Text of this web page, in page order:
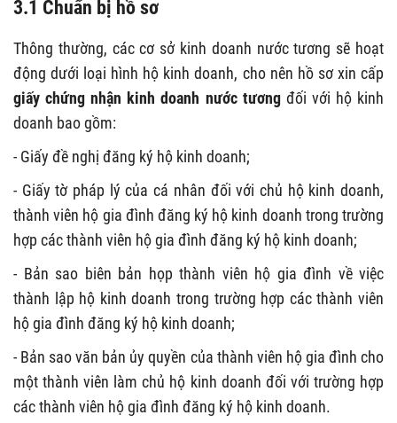
3.1 Chuẩn bị hồ sơ
Thông thường, các cơ sở kinh doanh nước tương sẽ hoạt
động dưới loại hình hộ kinh doanh, cho nên hồ sơ xin cấp
giấy chứng nhận kinh doanh nước tương đối với hộ kinh
doanh bao gồm:
- Giấy đề nghị đăng ký hộ kinh doanh;
- Giấy tờ pháp lý của cá nhân đối với chủ hộ kinh doanh,
thành viên hộ gia đình đăng ký hộ kinh doanh trong trường
hợp các thành viên hộ gia đình đăng ký hộ kinh doanh;
- Bản sao biên bản họp thành viên hộ gia đình về việc
thành lập hộ kinh doanh trong trường hợp các thành viên
hộ gia đình đăng ký hộ kinh doanh;
- Bản sao văn bản ủy quyền của thành viên hộ gia đình cho
một thành viên làm chủ hộ kinh doanh đối với trường hợp
các thành viên hộ gia đình đăng ký hộ kinh doanh.